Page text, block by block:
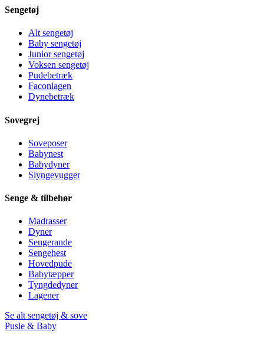
Sengetøj
Alt sengetøj
Baby sengetøj
Junior sengetøj
Voksen sengetøj
Pudebetræk
Faconlagen
Dynebetræk
Sovegrej
Soveposer
Babynest
Babydyner
Slyngevugger
Senge & tilbehør
Madrasser
Dyner
Sengerande
Sengehest
Hovedpude
Babytæpper
Tyngdedyner
Lagener
Se alt sengetøj & sove
Pusle & Baby